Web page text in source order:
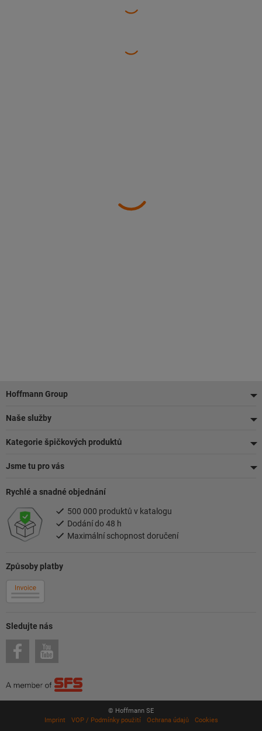
Zápatí
Hoffmann Group
Naše služby
Kategorie špičkových produktů
Jsme tu pro vás
Sledujte nás
Způsoby platby
Rychlé a snadné objednání
500 000 produktů v katalogu
Dodání do 48 h
Maximální schopnost doručení
© Hoffmann SE
Imprint
VOP / Podmínky použití Ochrana údajů Cookies